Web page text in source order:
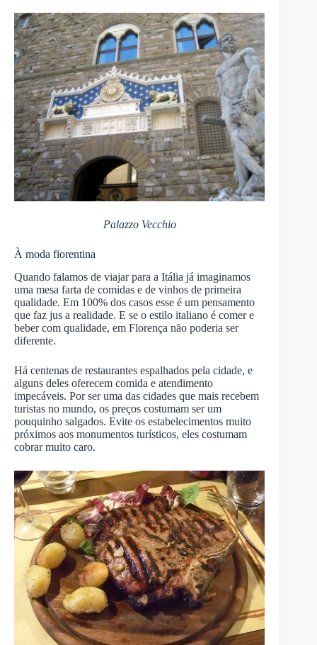
Palazzo Vecchio
À moda fiorentina
Quando falamos de viajar para a Itália já imaginamos
uma mesa farta de comidas e de vinhos de primeira
qualidade. Em 100% dos casos esse é um pensamento
que faz jus a realidade. E se o estilo italiano é comer e
beber com qualidade, em Florença não poderia ser
diferente.
Há centenas de restaurantes espalhados pela cidade, e
alguns deles oferecem comida e atendimento
impecáveis. Por ser uma das cidades que mais recebem
turistas no mundo, os preços costumam ser um
pouquinho salgados. Evite os estabelecimentos muito
próximos aos monumentos turísticos, eles costumam
cobrar muito caro.